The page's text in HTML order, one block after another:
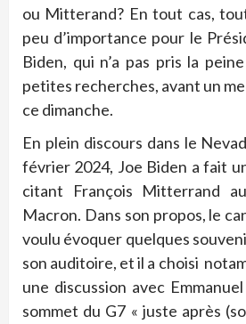
ou Mitterand? En tout cas,
peu d’importance pour le
Biden, qui n’a pas pris la
petites recherches, avant un
ce dimanche.
En plein discours dans le
février 2024, Joe Biden a fait
citant François Mitterrand au
Macron. Dans son propos, le
voulu évoquer quelques
son auditoire, et il a choisi
une discussion avec
sommet du G7 « juste après